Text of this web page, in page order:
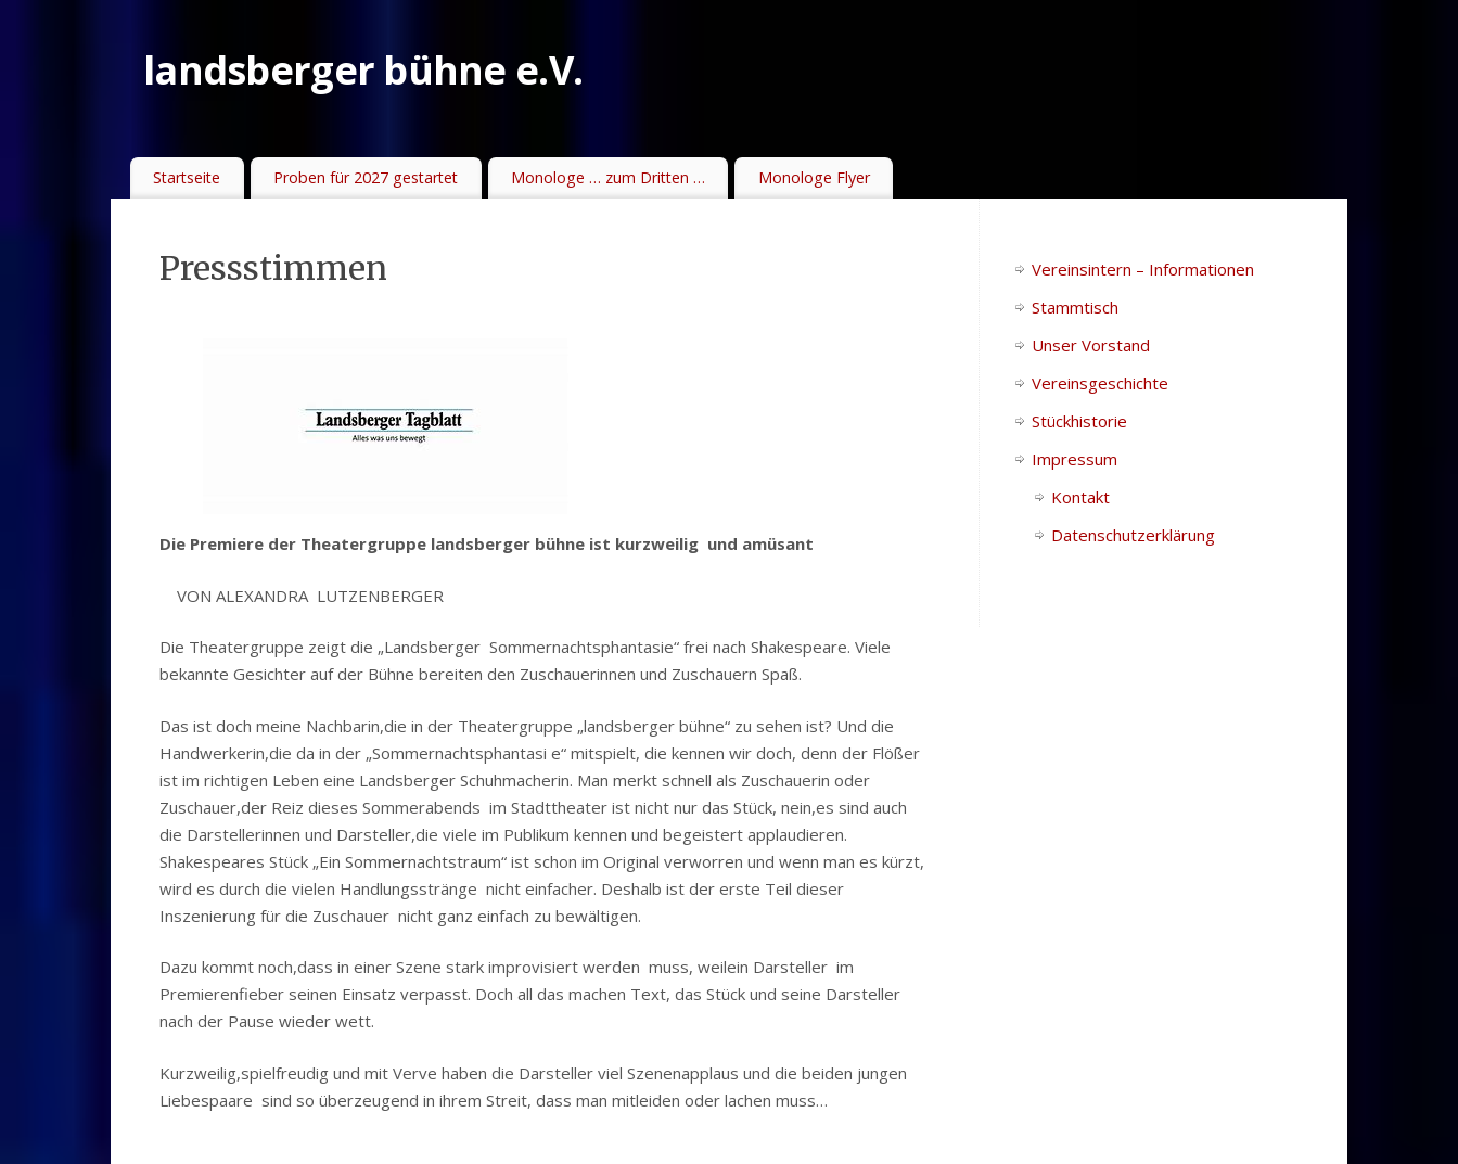
landsberger bühne e.V.
Startseite Proben für 2027 gestartet Monologe … zum Dritten … Monologe Flyer
Pressstimmen
Die Premiere der Theatergruppe landsberger bühne ist kurzweilig und amüsant
VON ALEXANDRA LUTZENBERGER
Die Theatergruppe zeigt die „Landsberger Sommernachtsphantasie“ frei nach Shakespeare. Viele
bekannte Gesichter auf der Bühne bereiten den Zuschauerinnen und Zuschauern Spaß.
Das ist doch meine Nachbarin,die in der Theatergruppe „landsberger bühne“ zu sehen ist? Und die
Handwerkerin,die da in der „Sommernachtsphantasi e“ mitspielt, die kennen wir doch, denn der Flößer
ist im richtigen Leben eine Landsberger Schuhmacherin. Man merkt schnell als Zuschauerin oder
Zuschauer,der Reiz dieses Sommerabends im Stadttheater ist nicht nur das Stück, nein,es sind auch
die Darstellerinnen und Darsteller,die viele im Publikum kennen und begeistert applaudieren.
Shakespeares Stück „Ein Sommernachtstraum“ ist schon im Original verworren und wenn man es kürzt,
wird es durch die vielen Handlungsstränge nicht einfacher. Deshalb ist der erste Teil dieser
Inszenierung für die Zuschauer nicht ganz einfach zu bewältigen.
Dazu kommt noch,dass in einer Szene stark improvisiert werden muss, weilein Darsteller im
Premierenfieber seinen Einsatz verpasst. Doch all das machen Text, das Stück und seine Darsteller
nach der Pause wieder wett.
Kurzweilig,spielfreudig und mit Verve haben die Darsteller viel Szenenapplaus und die beiden jungen
Liebespaare sind so überzeugend in ihrem Streit, dass man mitleiden oder lachen muss…
Vereinsintern – Informationen
Stammtisch
Unser Vorstand
Vereinsgeschichte
Stückhistorie
Impressum
Kontakt
Datenschutzerklärung